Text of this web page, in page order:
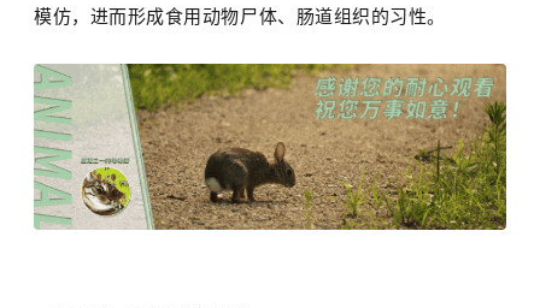
模仿，进而形成食用动物尸体、肠道组织的习性。